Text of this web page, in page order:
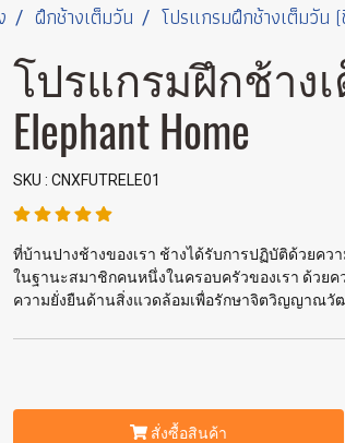
ฝึกช้างเต็มวัน โปรแกรมฝึกช้างเต็มวัน
โปรแกรมฝึกช้าง
Elephant Home
SKU : CNXFUTRELE01
ที่บ้านปางช้างของเรา ช้างได้รับการปฏิบัติด้วยคว
ในฐานะสมาชิกคนหนึ่งในครอบครัวของเรา ด้วย
ความยั่งยืนด้านสิ่งแวดล้อมเพื่อรักษาจิตวิญญาณวั
สั่งซื้อสินค้า